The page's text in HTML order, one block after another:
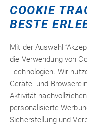
Kleben von
Dichtstoff für
Vitrinen,
feuchtem Untergrund.
COOKIE
BESTE
Mit der Auswahl
die Verwendung von
Technologien. Wir
Geräte- und
Aktivität
personalisierte
Sicherstellung und